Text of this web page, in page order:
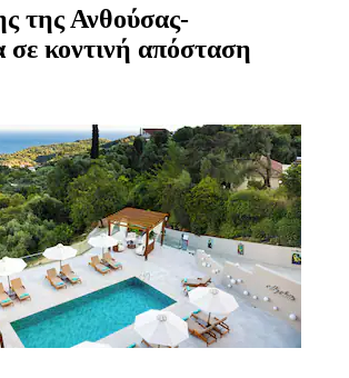
της Ανθούσας-
κοντινή απόσταση